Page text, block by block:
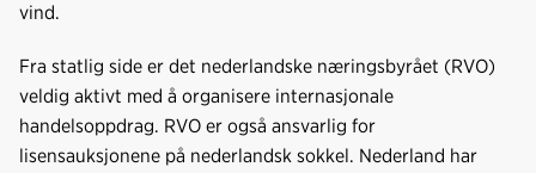
vind.
Fra statlig side er det nederlandske næringsbyrået (RVO)
veldig aktivt med å organisere internasjonale
handelsoppdrag. RVO er også ansvarlig for
lisensauksjonene på nederlandsk sokkel. Nederland har